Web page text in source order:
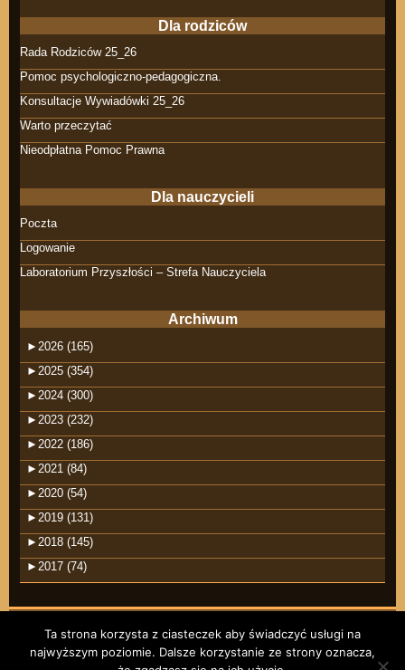
Dla rodziców
Rada Rodziców 25_26
Pomoc psychologiczno-pedagogiczna.
Konsultacje Wywiadówki 25_26
Warto przeczytać
Nieodpłatna Pomoc Prawna
Dla nauczycieli
Poczta
Logowanie
Laboratorium Przyszłości – Strefa Nauczyciela
Archiwum
► 2026 (165)
► 2025 (354)
► 2024 (300)
► 2023 (232)
► 2022 (186)
► 2021 (84)
► 2020 (54)
► 2019 (131)
► 2018 (145)
► 2017 (74)
©2026 raindrops
Ta strona korzysta z ciasteczek aby świadczyć usługi na
najwyższym poziomie. Dalsze korzystanie ze strony oznacza,